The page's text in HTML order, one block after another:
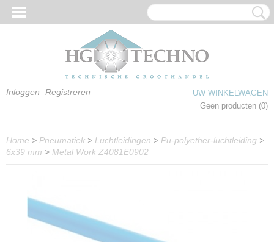
Inloggen Registreren
UW WINKELWAGEN
Geen producten (0)
Home > Pneumatiek > Luchtleidingen > Pu-polyether-luchtleiding >
6x39 mm > Metal Work Z4081E0902